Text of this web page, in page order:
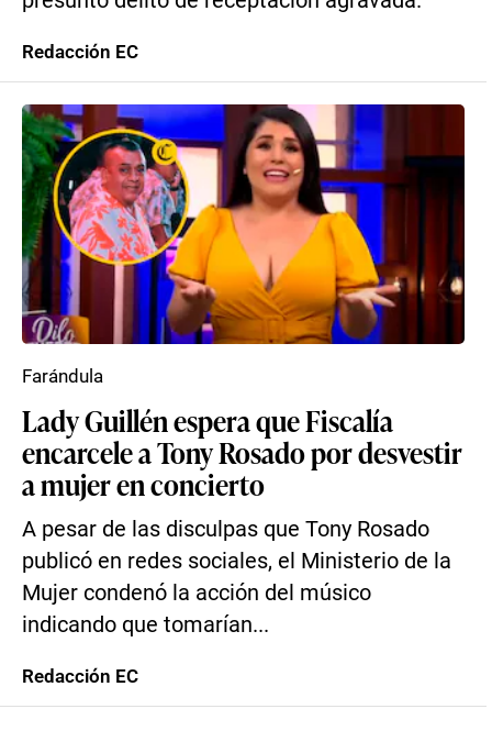
Redacción EC
Lady Guillén espera que Fiscalía
encarcele a Tony Rosado por desvestir
a mujer en concierto
A pesar de las disculpas que Tony Rosado
publicó en redes sociales, el Ministerio de la
Mujer condenó la acción del músico
indicando que tomarían...
Farándula
Redacción EC